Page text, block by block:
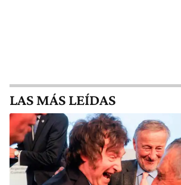
LAS MÁS LEÍDAS